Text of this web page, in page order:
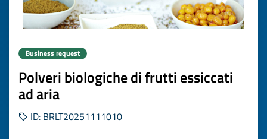
Business request
Polveri biologiche di frutti essiccati
ad aria
ID: BRLT20251111010